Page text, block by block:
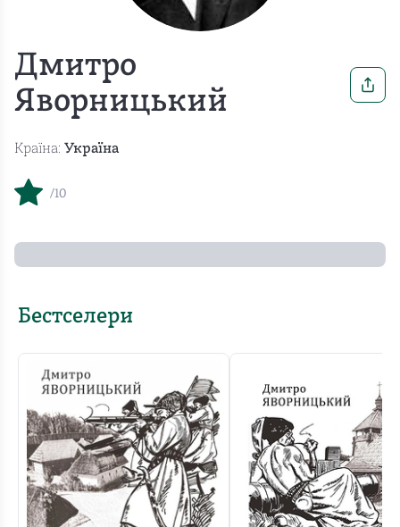
Дмитро
Яворницький
Країна: Україна
/10
Бестселери